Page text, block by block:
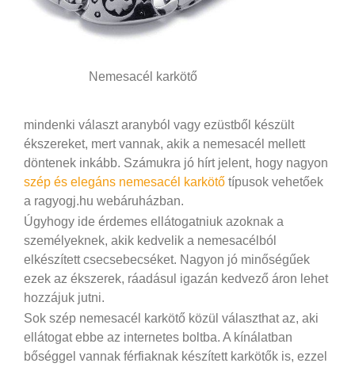
Nemesacél karkötő
mindenki választ aranyból vagy ezüstből készült
ékszereket, mert vannak, akik a nemesacél mellett
döntenek inkább. Számukra jó hírt jelent, hogy nagyon
szép és elegáns nemesacél karkötő típusok vehetőek
a ragyogj.hu webáruházban.
Úgyhogy ide érdemes ellátogatniuk azoknak a
személyeknek, akik kedvelik a nemesacélból
elkészített csecsebecséket. Nagyon jó minőségűek
ezek az ékszerek, ráadásul igazán kedvező áron lehet
hozzájuk jutni.
Sok szép nemesacél karkötő közül választhat az, aki
ellátogat ebbe az internetes boltba. A kínálatban
bőséggel vannak férfiaknak készített karkötők is, ezzel